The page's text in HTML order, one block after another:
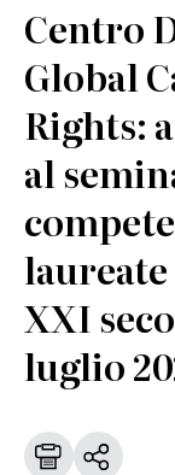
Centro
Global
Rights:
al
XXI
luglio